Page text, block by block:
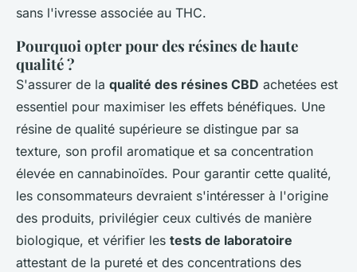
sans l'ivresse associée au THC.
Pourquoi opter pour des résines de haute
qualité ?
S'assurer de la qualité des résines CBD achetées est
essentiel pour maximiser les effets bénéfiques. Une
résine de qualité supérieure se distingue par sa
texture, son profil aromatique et sa concentration
élevée en cannabinoïdes. Pour garantir cette qualité,
les consommateurs devraient s'intéresser à l'origine
des produits, privilégier ceux cultivés de manière
biologique, et vérifier les tests de laboratoire
attestant de la pureté et des concentrations des